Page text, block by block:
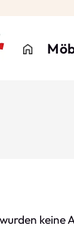
keine